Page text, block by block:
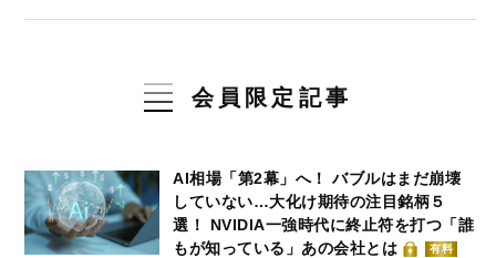
会員限定記事
AI相場「第2幕」へ！ バブルはまだ崩壊
していない…大化け期待の注目銘柄５
選！ NVIDIA一強時代に終止符を打つ「誰
もが知っている」あの会社とは
有料